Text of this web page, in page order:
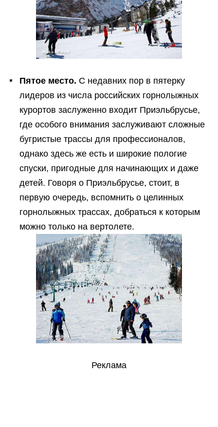
Пятое место. С недавних пор в пятерку
лидеров из числа российских горнолыжных
курортов заслуженно входит Приэльбрусье,
где особого внимания заслуживают сложные
бугристые трассы для профессионалов,
однако здесь же есть и широкие пологие
спуски, пригодные для начинающих и даже
детей. Говоря о Приэльбрусье, стоит, в
первую очередь, вспомнить о целинных
горнолыжных трассах, добраться к которым
можно только на вертолете.
Реклама